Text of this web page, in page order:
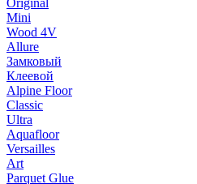
Original
Mini
Wood 4V
Allure
Замковый
Клеевой
Alpine Floor
Classic
Ultra
Aquafloor
Versailles
Art
Parquet Glue